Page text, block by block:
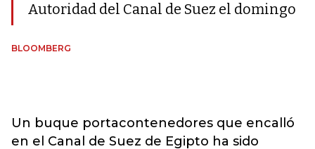
Autoridad del Canal de Suez el domingo
BLOOMBERG
Un buque portacontenedores que encalló
en el Canal de Suez de Egipto ha sido